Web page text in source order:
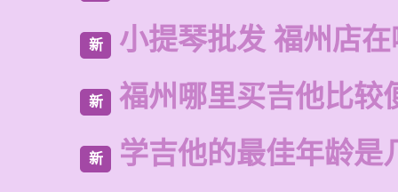
新 小提琴批发 福州店
新 福州哪里买吉他比较
新 学吉他的最佳年龄是